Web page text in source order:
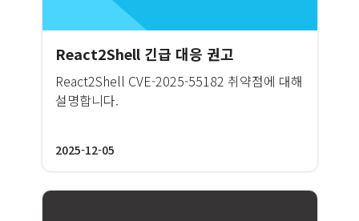
React2Shell 긴급 대응 권고
React2Shell CVE-2025-55182 취약점에 대해
설명합니다.
2025-12-05